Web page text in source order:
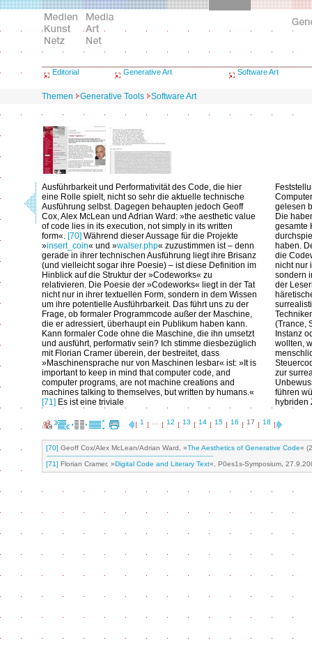
Editorial Generative Art Software Art
Themen Generative Tools Software Art
Ausführbarkeit und Performativität des Code, die hier
eine Rolle spielt, nicht so sehr die aktuelle technische
Ausführung selbst. Dagegen behaupten jedoch Geoff
Cox, Alex McLean und Adrian Ward: »the aesthetic value
of code lies in its execution, not simply in its written
form«. [70] Während dieser Aussage für die Projekte
»insert_coin« und »walser.php« zuzustimmen ist – denn
gerade in ihrer technischen Ausführung liegt ihre Brisanz
(und vielleicht sogar ihre Poesie) – ist diese Definition im
Hinblick auf die Struktur der »Codeworks« zu
relativieren. Die Poesie der »Codeworks« liegt in der Tat
nicht nur in ihrer textuellen Form, sondern in dem Wissen
um ihre potentielle Ausführbarkeit. Das führt uns zu der
Frage, ob formaler Programmcode außer der Maschine,
die er adressiert, überhaupt ein Publikum haben kann.
Kann formaler Code ohne die Maschine, die ihn umsetzt
und ausführt, performativ sein? Ich stimme diesbezüglich
mit Florian Cramer überein, der bestreitet, dass
»Maschinensprache nur von Maschinen lesbar« ist: »It is
important to keep in mind that computer code, and
computer programs, are not machine creations and
machines talking to themselves, but written by humans.«
[71] Es ist eine triviale
gelesen
Die
gesamte
haben.
die
nicht nur
sondern
der
(Trance,
Instanz
wollten,
zur
führen
hybriden
1 12 13 14 15 16 17 18
[70] Geoff Cox/Alex McLean/Adrian Ward, »The Aesthetics of Generative Code«
[71] Florian Cramer, »Digital Code and Literary Text«, P0es1s-Symposium,